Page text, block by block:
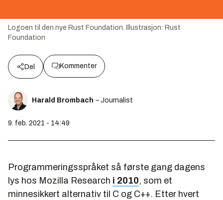
Logoen til den nye Rust Foundation. Illustrasjon: Rust
Foundation
Del Kommenter
Harald Brombach – Journalist
9. feb. 2021 - 14:49
Programmeringsspråket så første gang dagens
lys hos Mozilla Research i 2010, som et
minnesikkert alternativ til C og C++. Etter hvert